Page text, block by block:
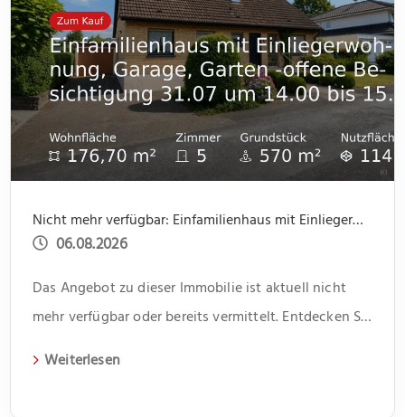
Nicht mehr verfügbar: Einfamilienhaus mit Einliegerwohnung, Garage, Garten -offene Besichtigung 31.07 um 14.00 bis 15.30
06.08.2026
Das Angebot zu dieser Immobilie ist aktuell nicht
mehr verfügbar oder bereits vermittelt. Entdecken Sie
Weiterlesen